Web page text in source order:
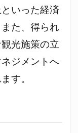
いった経済
た、得られ
光施策の立
ジメントへ
す。